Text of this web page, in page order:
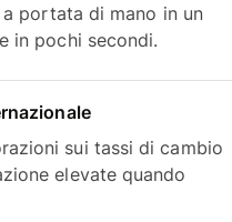
portata di mano in un
in pochi secondi.
sui tassi di cambio
elevate quando